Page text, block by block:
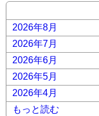
2026年8月
2026年7月
2026年6月
2026年5月
2026年4月
もっと読む